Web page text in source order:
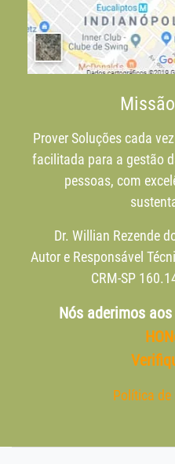
Prover Soluções cada
facilitada para a gestão
pessoas, com
Dr. Willian Rezende
Autor e Responsável
CRM-SP
Nós aderimos aos
Política